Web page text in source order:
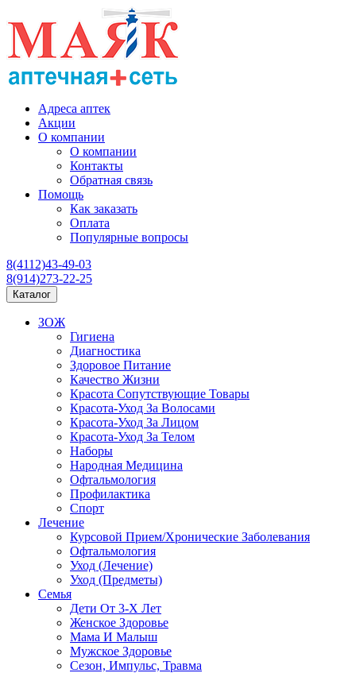
Адреса аптек
Акции
О компании
О компании
Контакты
Обратная связь
Помощь
Как заказать
Оплата
Популярные вопросы
8(4112)43-49-03
8(914)273-22-25
Каталог
ЗОЖ
Гигиена
Диагностика
Здоровое Питание
Качество Жизни
Красота Сопутствующие Товары
Красота-Уход За Волосами
Красота-Уход За Лицом
Красота-Уход За Телом
Наборы
Народная Медицина
Офтальмология
Профилактика
Спорт
Лечение
Курсовой Прием/Хронические Заболевания
Офтальмология
Уход (Лечение)
Уход (Предметы)
Семья
Дети От 3-Х Лет
Женское Здоровье
Мама И Малыш
Мужское Здоровье
Сезон, Импульс, Травма